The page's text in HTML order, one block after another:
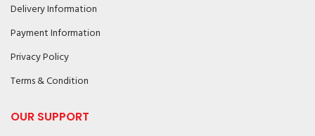
Delivery Information
Payment Information
Privacy Policy
Terms & Condition
OUR SUPPORT